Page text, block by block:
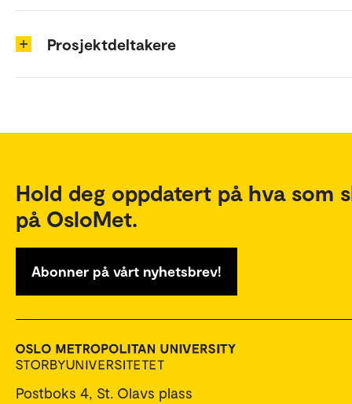
Prosjektdeltakere
Hold deg oppdatert på hva som
på OsloMet.
Abonner på vårt nyhetsbrev!
Postboks 4, St. Olavs plass